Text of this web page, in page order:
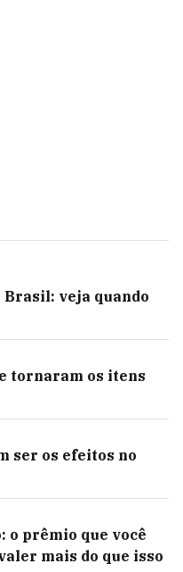
Brasil: veja quando
tornaram os itens
ser os efeitos no
o prêmio que você
mais do que isso